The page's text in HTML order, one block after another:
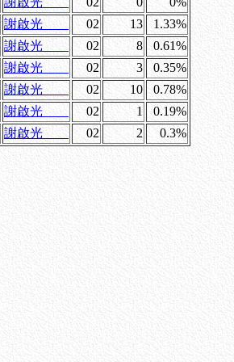
謝啟光 02 13
1.33%
謝啟光 02 8
0.61%
謝啟光 02 3
0.35%
謝啟光 02 10
0.78%
謝啟光 02 1
0.19%
謝啟光 02 2 0.3%